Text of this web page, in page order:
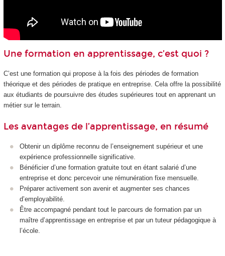
Une formation en apprentissage, c’est quoi ?
C’est une formation qui propose à la fois des périodes de formation
théorique et des périodes de pratique en entreprise. Cela offre la possibilité
aux étudiants de poursuivre des études supérieures tout en apprenant un
métier sur le terrain.
Les avantages de l’apprentissage, en résumé
Obtenir un diplôme reconnu de l’enseignement supérieur et une
expérience professionnelle significative.
Bénéficier d’une formation gratuite tout en étant salarié d’une
entreprise et donc percevoir une rémunération fixe mensuelle.
Préparer activement son avenir et augmenter ses chances
d’employabilité.
Être accompagné pendant tout le parcours de formation par un
maître d’apprentissage en entreprise et par un tuteur pédagogique à
l’école.